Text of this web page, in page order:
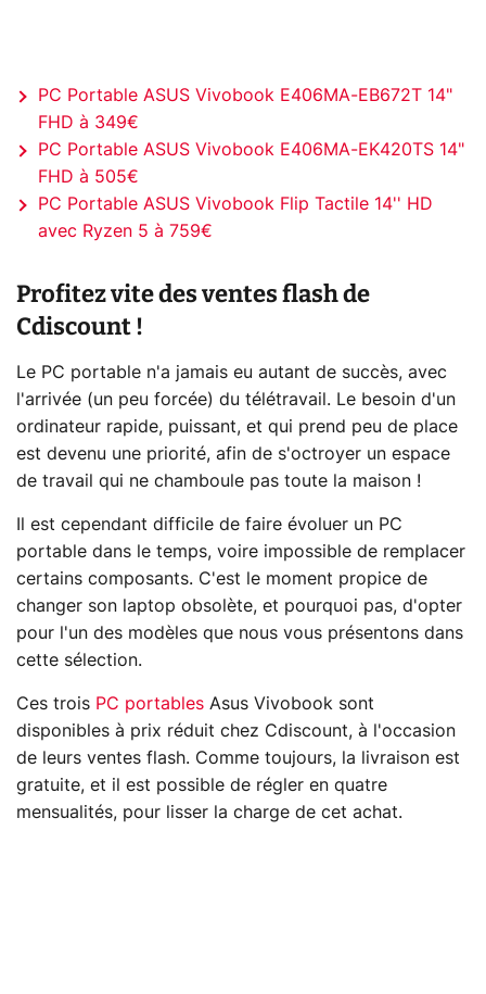
PC Portable ASUS Vivobook E406MA-EB672T 14"
FHD à 349€
PC Portable ASUS Vivobook E406MA-EK420TS 14"
FHD à 505€
PC Portable ASUS Vivobook Flip Tactile 14'' HD
avec Ryzen 5 à 759€
Profitez vite des ventes flash de
Cdiscount !
Le PC portable n'a jamais eu autant de succès, avec
l'arrivée (un peu forcée) du télétravail. Le besoin d'un
ordinateur rapide, puissant, et qui prend peu de place
est devenu une priorité, afin de s'octroyer un espace
de travail qui ne chamboule pas toute la maison !
Il est cependant difficile de faire évoluer un PC
portable dans le temps, voire impossible de remplacer
certains composants. C'est le moment propice de
changer son laptop obsolète, et pourquoi pas, d'opter
pour l'un des modèles que nous vous présentons dans
cette sélection.
Ces trois PC portables Asus Vivobook sont
disponibles à prix réduit chez Cdiscount, à l'occasion
de leurs ventes flash. Comme toujours, la livraison est
gratuite, et il est possible de régler en quatre
mensualités, pour lisser la charge de cet achat.